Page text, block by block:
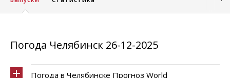
Погода Челябинск 26-12-2025
Погода в Челябинске Прогноз World